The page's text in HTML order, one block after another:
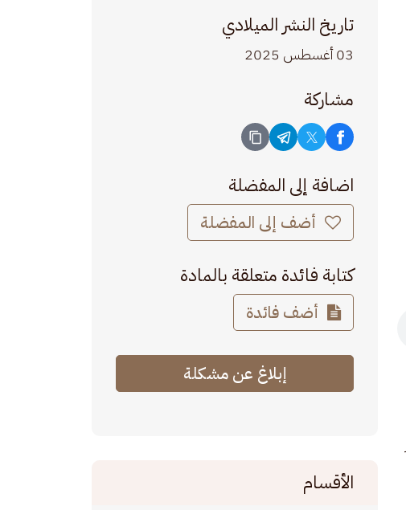
تاريخ النشر الميلادي
03 أغسطس 2025
مشاركة
اضافة إلى المفضلة
أضف إلى المفضلة
كتابة فائدة متعلقة بالمادة
أضف فائدة
إبلاغ عن مشكلة
الأقسام